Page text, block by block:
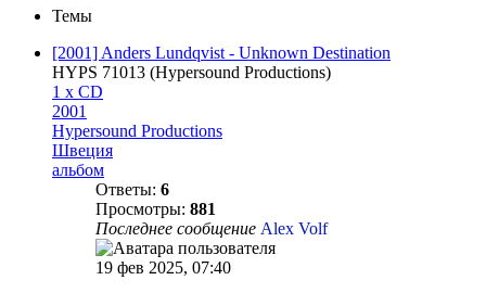
Темы
[2001] Anders Lundqvist - Unknown Destination
HYPS 71013 (Hypersound Productions‎)
1 x CD
2001
Hypersound Productions
Швеция
альбом
Ответы: 6
Просмотры: 881
Последнее сообщение Alex Volf
19 фев 2025, 07:40